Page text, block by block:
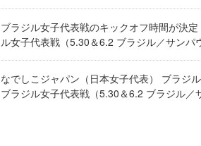
ブラジル女子代表戦のキックオフ時間が決
ル女子代表戦（5.30＆6.2 ブラジル／サンパ
なでしこジャパン（日本女子代表） ブラ
ブラジル女子代表戦（5.30＆6.2 ブラジル／